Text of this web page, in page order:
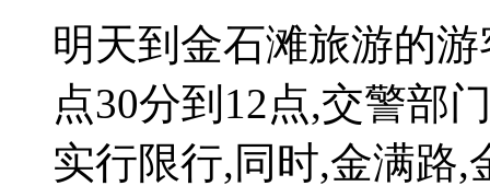
明天到金石滩旅游的
点30分到12点,交警部
实行限行,同时,金满路